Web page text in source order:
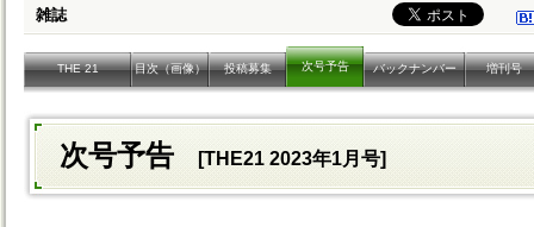
雑誌
THE 21 目次（画像） 投稿募集 次号予告 バックナンバー 増刊号
次号予告 [THE21 2023年1月号]